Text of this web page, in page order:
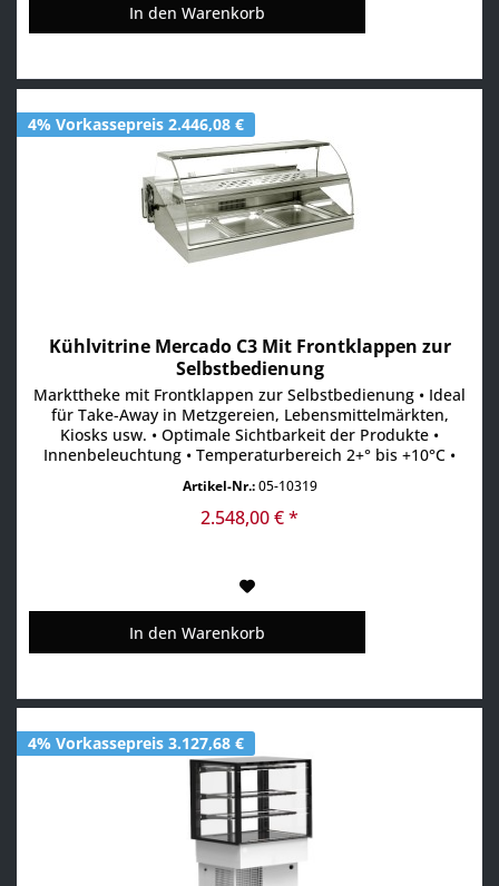
In den Warenkorb
4% Vorkassepreis 2.446,08 €
Kühlvitrine Mercado C3 Mit Frontklappen zur
Selbstbedienung
Markttheke mit Frontklappen zur Selbstbedienung • Ideal
für Take-Away in Metzgereien, Lebensmittelmärkten,
Kiosks usw. • Optimale Sichtbarkeit der Produkte •
Innenbeleuchtung • Temperaturbereich 2+° bis +10°C •
Temperaturverteilung • Ablage unten 3x 1/1 GN •
Zwischenboden 975 x 305 mm • Kundenseitig 2 Klappen •
Artikel-Nr.:05-10319
2.548,00 € *
In den Warenkorb
4% Vorkassepreis 3.127,68 €